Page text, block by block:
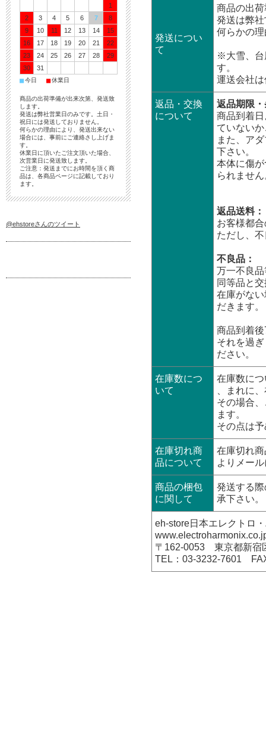
発送につい
て
商品の出
発送は弊
何らかの
※大雪、台
す。
運送会社
返品・交換
について
返品期限
商品到着
ていない
また、ア
下さい。
本体に傷
られませ
返品送料：
お客様都
ただし、
不良品：
万一不良
同等品と
在庫がな
だきます。
商品到着
それを過
ださい。
在庫数につ
いて
在庫数に
、まれに
その場合
ます。
その点は
在庫切れ商
品について
在庫切れ
よりメー
商品の梱包
に関して
発送する
承下さい。
eh-store日本エレクトロ
〒162-0053 東京都新宿
TEL：03-3232-7601
1
2
3 4 5 6 7
8
9
10 11 12 13 14
15
16
17 18 19 20 21
22
23
24 25 26 27 28
29
30
31
■今日 ■休業日
商品の出荷準備が出来次第、発送致
します。
発送は弊社営業日のみです。土日・
祝日には発送しておりません。
何らかの理由により、発送出来ない
場合には、事前にご連絡さし上げま
す。
休業日に頂いたご注文頂いた場合、
次営業日に発送致します。
ご注意：発送までにお時間を頂く商
品は、各商品ページに記載しており
ます。
@ehstoreさんのツイート